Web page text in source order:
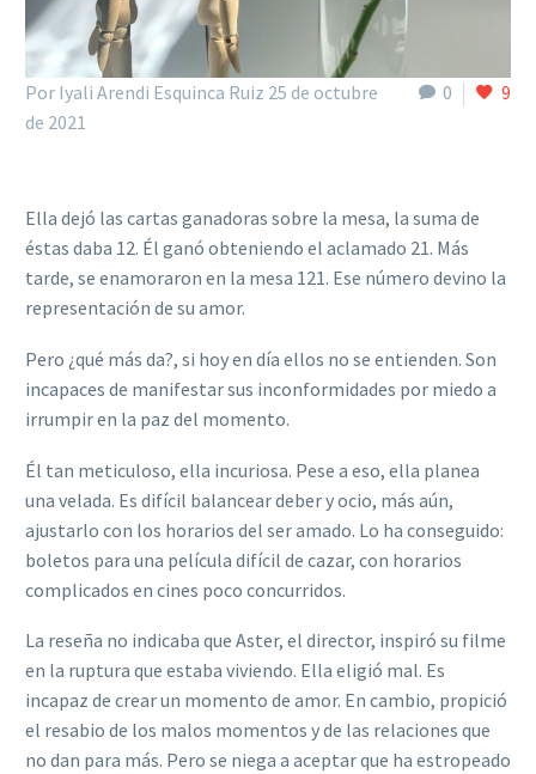
0 9
Por Iyali Arendi Esquinca Ruiz 25 de octubre
de 2021
Ella dejó las cartas ganadoras sobre la mesa, la suma de
éstas daba 12. Él ganó obteniendo el aclamado 21. Más
tarde, se enamoraron en la mesa 121. Ese número devino la
representación de su amor.
Pero ¿qué más da?, si hoy en día ellos no se entienden. Son
incapaces de manifestar sus inconformidades por miedo a
irrumpir en la paz del momento.
Él tan meticuloso, ella incuriosa. Pese a eso, ella planea
una velada. Es difícil balancear deber y ocio, más aún,
ajustarlo con los horarios del ser amado. Lo ha conseguido:
boletos para una película difícil de cazar, con horarios
complicados en cines poco concurridos.
La reseña no indicaba que Aster, el director, inspiró su filme
en la ruptura que estaba viviendo. Ella eligió mal. Es
incapaz de crear un momento de amor. En cambio, propició
el resabio de los malos momentos y de las relaciones que
no dan para más. Pero se niega a aceptar que ha estropeado